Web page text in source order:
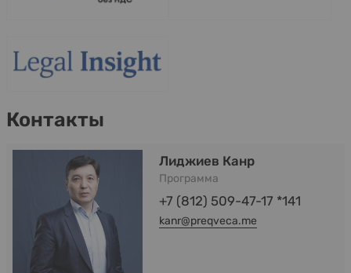
Контакты
Лиджиев Канр
Программа
+7 (812) 509-47-17 *141
kanr@preqveca.me